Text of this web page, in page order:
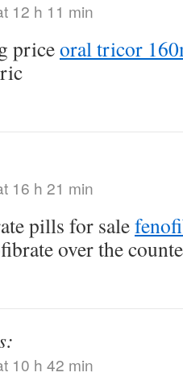
12 h 11 min
priceoral tricor
16 h 21 min
pills for sale
over the
10 h 42 min